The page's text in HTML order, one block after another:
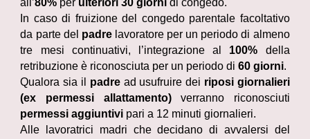
all’80% per ulteriori 30 giornidi congedo.
In caso di fruizione del congedo parentale facoltativo
da parte del padrelavoratore per un periodo di almeno
tre mesi continuativi, l’integrazione al 100% della
retribuzione è riconosciuta per un periodo di60 giorni.
Qualora sia il padread usufruire dei riposi giornalieri
(ex permessi allattamento)verranno riconosciuti
permessi aggiuntivi pari a 12 minuti giornalieri.
Alle lavoratrici madri che decidano di avvalersi del